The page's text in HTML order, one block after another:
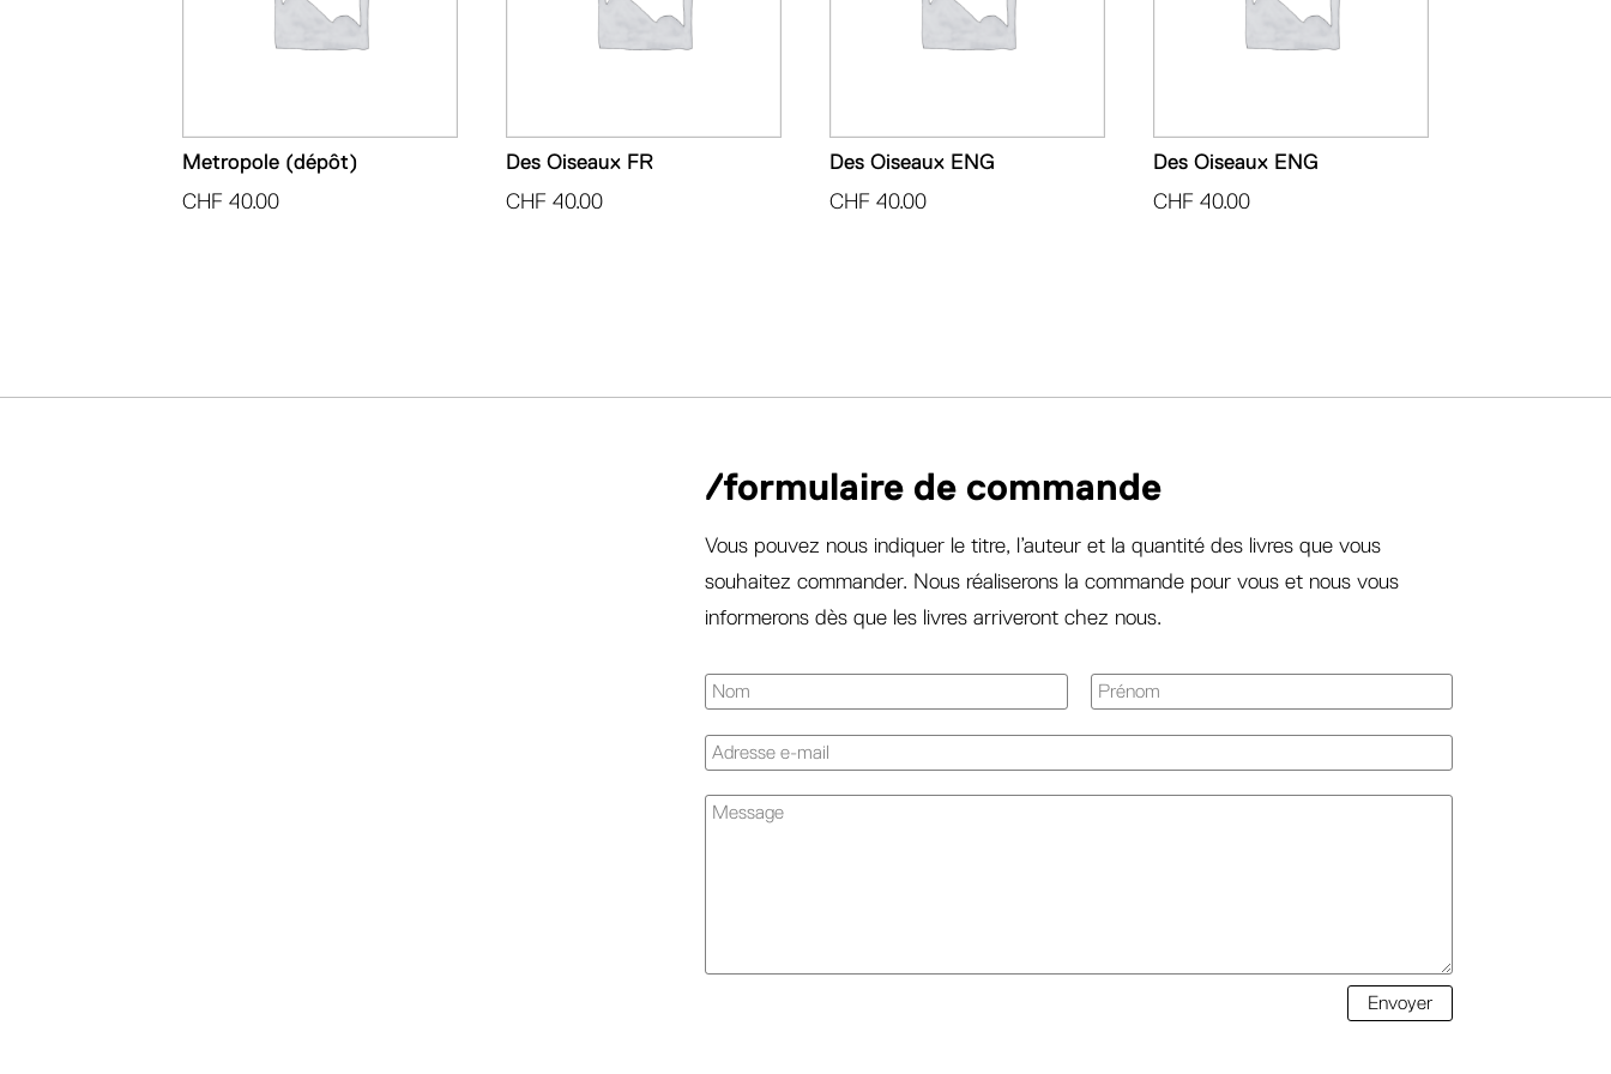
Metropole (dépôt)
CHF 40.00
Des Oiseaux FR
CHF 40.00
Des Oiseaux ENG
CHF 40.00
Des Oiseaux ENG
CHF 40.00
/formulaire de commande
Vous pouvez nous indiquer le titre, l’auteur et la quantité des livres que vous
souhaitez commander. Nous réaliserons la commande pour vous et nous vous
informerons dès que les livres arriveront chez nous.
Envoyer